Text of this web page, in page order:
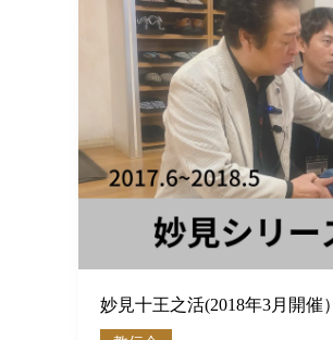
妙見十王之活(2018年3月開催）